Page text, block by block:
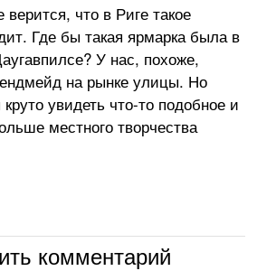
верится, что в Риге такое
Где бы такая ярмарка была в
У нас, похоже,
на рынке улицы. Но
увидеть что-то подобное и
местного творчества
комментарий